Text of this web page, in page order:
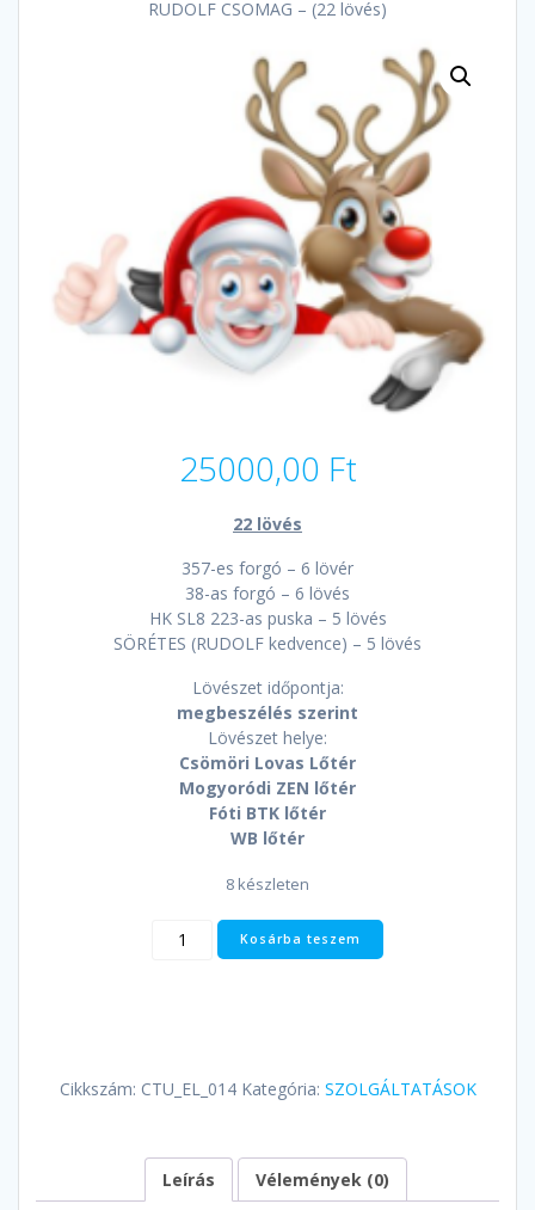
RUDOLF CSOMAG – (22 lövés)
25000,00 Ft
22 lövés
357-es forgó – 6 lövér
38-as forgó – 6 lövés
HK SL8 223-as puska – 5 lövés
SÖRÉTES (RUDOLF kedvence) – 5 lövés
Lövészet időpontja:
megbeszélés szerint
Lövészet helye:
Csömöri Lovas Lőtér
Mogyoródi ZEN lőtér
Fóti BTK lőtér
WB lőtér
8 készleten
ÉLMÉNYLÖVÉSZET
lövés)
mennyiség
Kosárba teszem
Cikkszám: CTU_EL_014 Kategória: SZOLGÁLTATÁSOK
Leírás Vélemények (0)